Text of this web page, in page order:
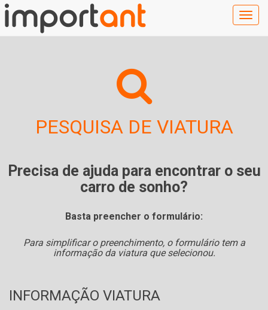
PESQUISA DE VIATURA
Precisa de ajuda para encontrar o seu
carro de sonho?
Basta preencher o formulário:
Para simplificar o preenchimento, o formulário tem a
informação da viatura que selecionou.
INFORMAÇÃO VIATURA